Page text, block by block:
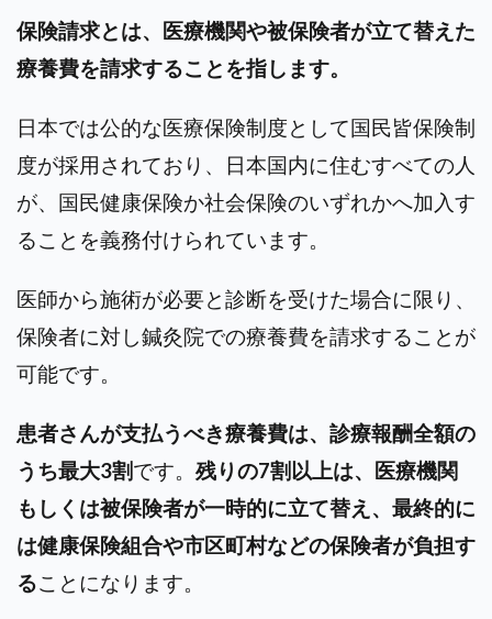
保険請求とは、医療機関や被保険者が立て替えた
療養費を請求することを指します。
日本では公的な医療保険制度として国民皆保険制
度が採用されており、日本国内に住むすべての人
が、国民健康保険か社会保険のいずれかへ加入す
ることを義務付けられています。
医師から施術が必要と診断を受けた場合に限り、
保険者に対し鍼灸院での療養費を請求することが
可能です。
患者さんが支払うべき療養費は、診療報酬全額の
うち最大3割です。 残りの7割以上は、医療機関
もしくは被保険者が一時的に立て替え、最終的に
は健康保険組合や市区町村などの保険者が負担す
ることになります。